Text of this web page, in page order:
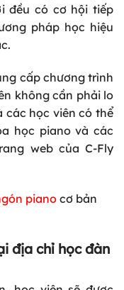
đều có cơ hội tiếp
pháp học hiệu
cấp chương trình
không cần phải lo
các học viên có thể
học piano và các
web của C-Fly
piano cơ bản
địa chỉ học đàn